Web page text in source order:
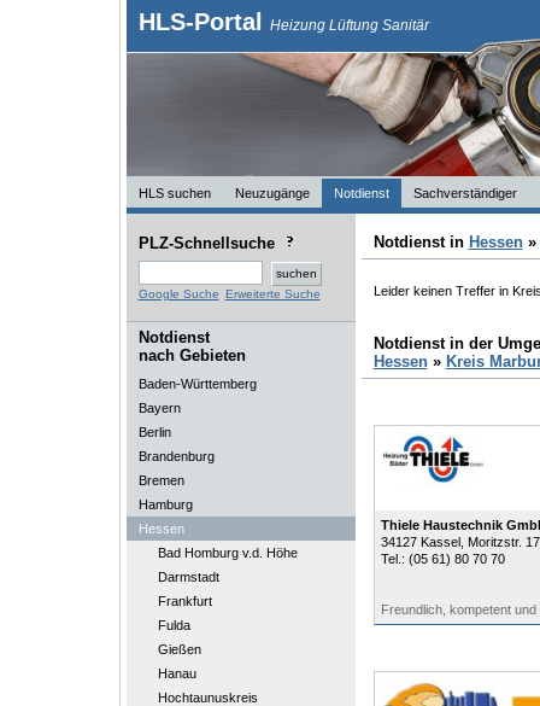
HLS-Portal Heizung Lüftung Sanitär
HLS suchen Neuzugänge Notdienst Sachverständiger
PLZ-Schnellsuche
Google Suche Erweiterte Suche
Notdienst
nach Gebieten
Baden-Württemberg
Bayern
Berlin
Brandenburg
Bremen
Hamburg
Hessen
Bad Homburg v.d. Höhe
Darmstadt
Frankfurt
Fulda
Gießen
Hanau
Hochtaunuskreis
Notdienst in Hessen»
Leider keinen Treffer in
Notdienst in der
Hessen» Kreis
Thiele Haustechnik
34127 Kassel, Moritzstr. 17
Tel.: (05 61) 80 70 70
Freundlich, kompetent und